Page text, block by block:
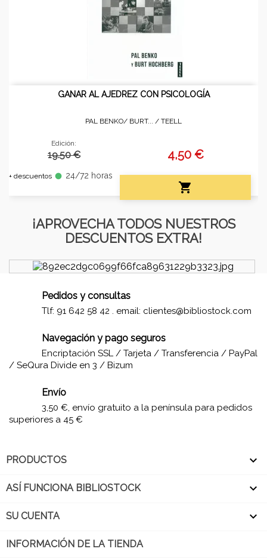
GANAR AL AJEDREZ CON PSICOLOGÍA
PAL BENKO/ BURT... / TEELL
Edición:
19.50 €
+ descuentos fiber_manual_record 24/72 horas
4,50 €

¡APROVECHA TODOS NUESTROS
DESCUENTOS EXTRA!
Pedidos y consultas
Tlf: 91 642 58 42 . email: clientes@bibliostock.com
Navegación y pago seguros
Encriptación SSL / Tarjeta / Transferencia / PayPal
/ SeQura Divide en 3 / Bizum
Envío
3,50 €, envío gratuito a la península para pedidos
superiores a 45 €
PRODUCTOS 
ASÍ FUNCIONA BIBLIOSTOCK 
SU CUENTA 
INFORMACIÓN DE LA TIENDA